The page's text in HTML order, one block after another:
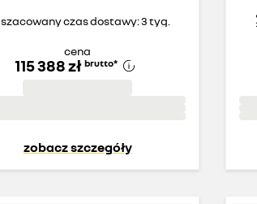
szacowany czas dostawy: 3 tyg.
cena
115 388 zł brutto*
zobacz szczegóły